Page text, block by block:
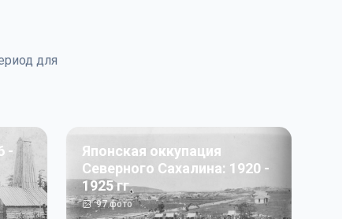
для
-
Японская оккупация
Северного Сахалина: 1920 -
1925 гг
97фото